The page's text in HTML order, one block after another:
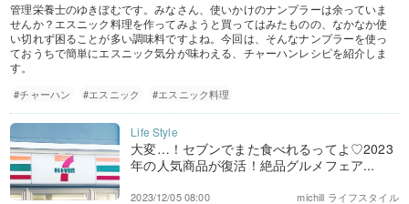
管理栄養士のゆきぼむです。みなさん、使いかけのナンプラーは余っていま
せんか？エスニック料理を作ってみようと買ってはみたものの、なかなか使
い切れず困ることが多い調味料ですよね。今回は、そんなナンプラーを使っ
ておうちで簡単にエスニック気分が味わえる、チャーハンレシピを紹介しま
す。
#チャーハン #エスニック #エスニック料理
大変…！セブンでまた食べれるってよ♡2023
年の人気商品が復活！絶品グルメフェア...
michill ライフスタイル
2023/12/05 08:00